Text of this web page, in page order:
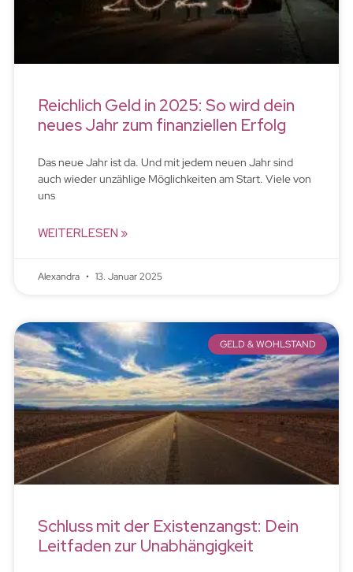
Reichlich Geld in 2025: So wird dein
neues Jahr zum finanziellen Erfolg
Das neue Jahr ist da. Und mit jedem neuen Jahr sind
auch wieder unzählige Möglichkeiten am Start. Viele von
uns
WEITERLESEN »
Alexandra 13. Januar 2025
GELD & WOHLSTAND
Schluss mit der Existenzangst: Dein
Leitfaden zur Unabhängigkeit